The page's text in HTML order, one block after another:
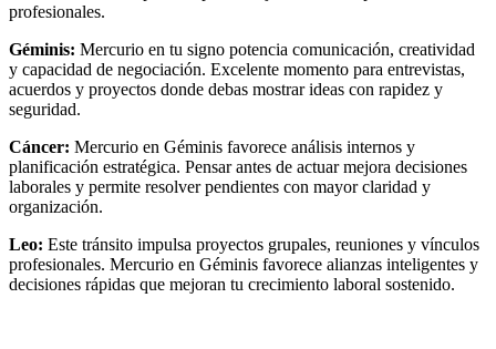
profesionales.
Géminis: Mercurio en tu signo potencia comunicación, creatividad
y capacidad de negociación. Excelente momento para entrevistas,
acuerdos y proyectos donde debas mostrar ideas con rapidez y
seguridad.
Cáncer: Mercurio en Géminis favorece análisis internos y
planificación estratégica. Pensar antes de actuar mejora decisiones
laborales y permite resolver pendientes con mayor claridad y
organización.
Leo: Este tránsito impulsa proyectos grupales, reuniones y vínculos
profesionales. Mercurio en Géminis favorece alianzas inteligentes y
decisiones rápidas que mejoran tu crecimiento laboral sostenido.